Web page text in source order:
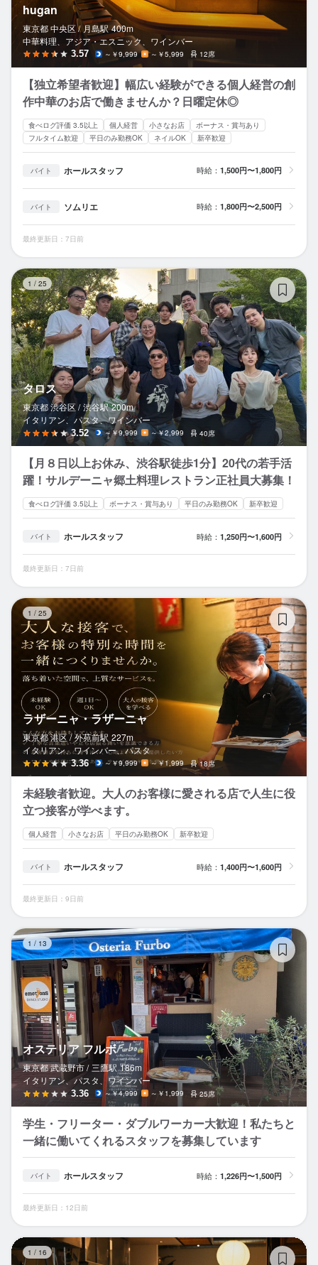
hugan
東京都 中央区 / 月島駅 400m
中華料理、アジア・エスニック、ワインバー
3.57 ～￥9,999 ～￥5,999 12席
【独立希望者歓迎】幅広い経験ができる個人経営の創
作中華のお店で働きませんか？日曜定休◎
食べログ評価 3.5以上 個人経営 小さなお店
ボーナス・賞与あり
フルタイム歓迎
平日のみ勤務OK ネイルOK 新卒歓迎
バイト ホールスタッフ 時給： 1,500円〜1,800円
バイト ソムリエ 時給： 1,800円〜2,500円
最終更新日：7日前
1 / 25
タロス
東京都 渋谷区 / 渋谷駅 200m
イタリアン、パスタ、ワインバー
3.52 ～￥9,999 ～￥2,999 40席
【月８日以上お休み、渋谷駅徒歩1分】20代の若手活
躍！サルデーニャ郷土料理レストラン正社員大募集！
食べログ評価 3.5以上 ボーナス・賞与あり 平日のみ勤務OK 新卒歓迎
バイト ホールスタッフ 時給： 1,250円〜1,600円
最終更新日：7日前
1 / 25
ラザーニャ・ラザーニャ
東京都 港区 / 外苑前駅 227m
イタリアン、ワインバー、パスタ
3.36 ～￥9,999 ～￥1,999 18席
未経験者歓迎。大人のお客様に愛される店で人生に役
立つ接客が学べます。
個人経営 小さなお店 平日のみ勤務OK 新卒歓迎
バイト ホールスタッフ 時給： 1,400円〜1,600円
最終更新日：9日前
1 / 13
オステリア フルボ
東京都 武蔵野市 / 三鷹駅 186m
イタリアン、パスタ、ワインバー
3.36 ～￥4,999 ～￥1,999 25席
学生・フリーター・ダブルワーカー大歓迎！私たちと
一緒に働いてくれるスタッフを募集しています
バイト ホールスタッフ 時給： 1,226円〜1,500円
最終更新日：12日前
1 / 16